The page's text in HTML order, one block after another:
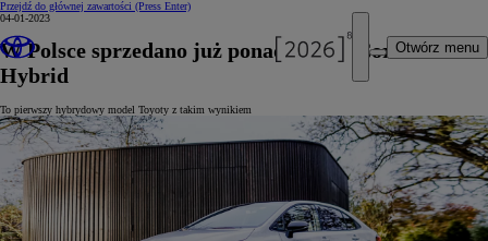
Przejdź do głównej zawartości (Press Enter)
Otwórz menu
04-01-2023
W Polsce sprzedano już ponad 50 000 Corolli
Hybrid
To pierwszy hybrydowy model Toyoty z takim wynikiem